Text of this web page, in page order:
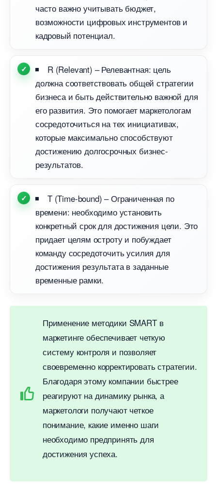
часто важно учитывать бюджет,
озможности цифровых инструментов и
кадровый потенциал.
R (Relevant) – Релевантная: цель
должна соответствовать общей стратегии
изнеса и быть действительно важной для
его развития. Это помогает маркетологам
сосредоточиться на тех инициативах,
которые максимально способствуют
достижению долгосрочных бизнес-
результатов.
T (Time-bound) – Ограниченная по
ремени: необходимо установить
конкретный срок для достижения цели. Это
придает целям остроту и побуждает
команду сосредоточить усилия для
достижения результата в заданные
ременные рамки.
Применение методики SMART
маркетинге обеспечивает четкую
систему контроля и позволяет
своевременно корректировать стратегии.
Благодаря этому компании быстрее
реагируют на динамику рынка, а
маркетологи получают четкое
понимание, какие именно шаги
необходимо предпринять для
достижения успеха.